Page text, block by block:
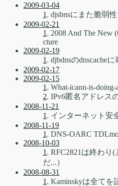
2009-03-04
1 . djsbnsにまた脆弱性
2009-02-21
1 . 2008 And The New
cture
2009-02-19
1 . djbdnsのdnscache
2009-02-17
2009-02-15
1 . What-icann-is-doing-
2. IPv6匿名アドレス
2008-11-21
1 . インターネット安
2008-11-19
1 . DNS-OARC
2008-10-03
1 . RFC2821は終わり
だ...）
2008-08-31
1 . Kaminskyは全てを